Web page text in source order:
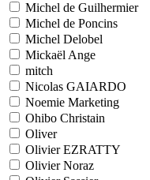
Michel de Guilhermier
Michel de Poncins
Michel Delobel
Mickaël Ange
mitch
Nicolas GAIARDO
Noemie Marketing
Ohibo Christain
Oliver
Olivier EZRATTY
Olivier Noraz